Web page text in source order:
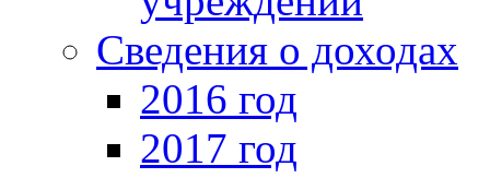
Сведения о доходах
2016 год
2017 год